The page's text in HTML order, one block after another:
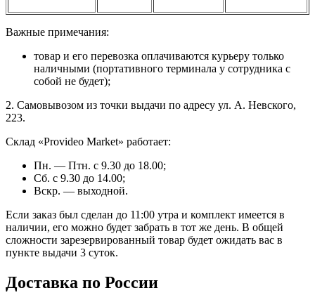
Важные примечания:
товар и его перевозка оплачиваются курьеру только
наличными (портативного терминала у сотрудника с
собой не будет);
2. Самовывозом из точки выдачи по адресу ул. А. Невского,
223.
Склад «Provideo Market» работает:
Пн. — Птн. с 9.30 до 18.00;
Сб. с 9.30 до 14.00;
Вскр. — выходной.
Если заказ был сделан до 11:00 утра и комплект имеется в
наличии, его можно будет забрать в тот же день. В общей
сложности зарезервированный товар будет ожидать вас в
пункте выдачи 3 суток.
Доставка по России